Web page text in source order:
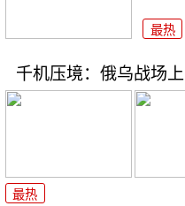
最热
千机压境：俄乌战场
最热